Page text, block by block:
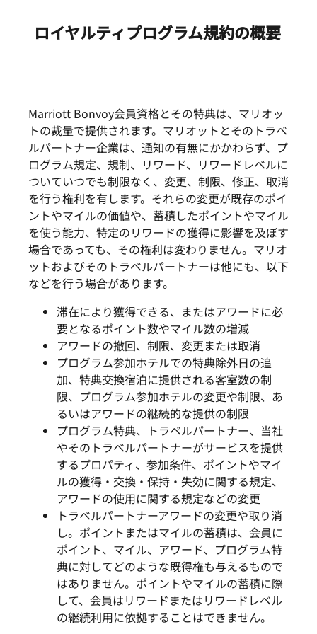
ロイヤルティプログラム規約の概要
Marriott Bonvoy会員資格とその特典は、マリオッ
トの裁量で提供されます。マリオットとそのトラベ
ルパートナー企業は、通知の有無にかかわらず、プ
ログラム規定、規制、リワード、リワードレベルに
ついていつでも制限なく、変更、制限、修正、取消
を行う権利を有します。それらの変更が既存のポイ
ントやマイルの価値や、蓄積したポイントやマイル
を使う能力、特定のリワードの獲得に影響を及ぼす
場合であっても、その権利は変わりません。マリオ
ットおよびそのトラベルパートナーは他にも、以下
などを行う場合があります。
滞在により獲得できる、またはアワードに必
要となるポイント数やマイル数の増減
アワードの撤回、制限、変更または取消
プログラム参加ホテルでの特典除外日の追
加、特典交換宿泊に提供される客室数の制
限、プログラム参加ホテルの変更や制限、あ
るいはアワードの継続的な提供の制限
プログラム特典、トラベルパートナー、当社
やそのトラベルパートナーがサービスを提供
するプロパティ、参加条件、ポイントやマイ
ルの獲得・交換・保持・失効に関する規定、
アワードの使用に関する規定などの変更
トラベルパートナーアワードの変更や取り消
し。ポイントまたはマイルの蓄積は、会員に
ポイント、マイル、アワード、プログラム特
典に対してどのような既得権も与えるもので
はありません。ポイントやマイルの蓄積に際
して、会員はリワードまたはリワードレベル
の継続利用に依拠することはできません。